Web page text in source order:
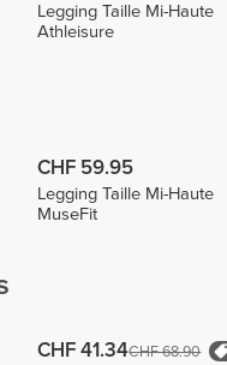
Legging Taille Mi-Haute
Athleisure
CHF 59.95
Legging Taille Mi-Haute
MuseFit
CHF 41.34CHF 68.90